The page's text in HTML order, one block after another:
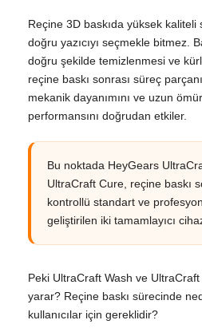
Reçine 3D baskıda yüksek kaliteli
doğru yazıcıyı seçmekle bitmez.
doğru şekilde temizlenmesi ve
reçine baskı sonrası süreç
mekanik dayanımını ve uzun
performansını doğrudan etkiler.
Bu noktada HeyGears
UltraCraft Cure, reçine baskı
kontrollü standart ve
geliştirilen iki tamamlayıcı
Peki UltraCraft Wash ve
yarar? Reçine baskı sürecinde
kullanıcılar için gereklidir?